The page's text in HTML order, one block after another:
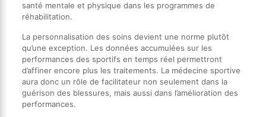
santé mentale et physique dans les programmes de
réhabilitation.
La personnalisation des soins devient une norme plutôt
qu’une exception. Les données accumulées sur les
performances des sportifs en temps réel permettront
d’affiner encore plus les traitements. La médecine sportive
aura donc un rôle de facilitateur non seulement dans la
guérison des blessures, mais aussi dans l’amélioration des
performances.